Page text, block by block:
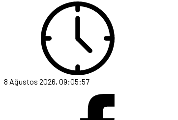
8 Ağustos 2026, 09:05:57